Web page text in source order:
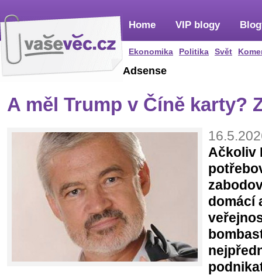
Home
Ekonomika Politika Svět
VIP blogy
Adsense
A měl Trump v Číně karty?
Ačkoliv
domácí